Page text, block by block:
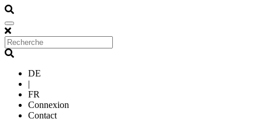
DE
|
FR
Connexion
Contact